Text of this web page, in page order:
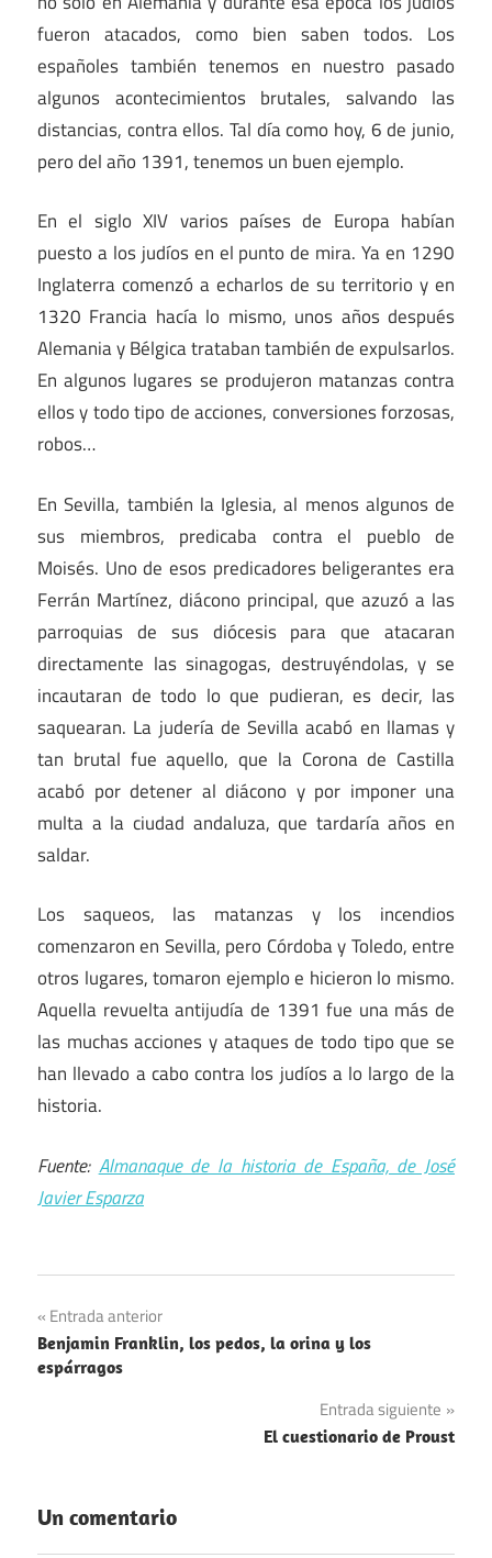
fueron atacados, como bien saben todos. Los
españoles también tenemos en nuestro pasado
algunos acontecimientos brutales, salvando las
distancias, contra ellos. Tal día como hoy, 6 de junio,
pero del año 1391, tenemos un buen ejemplo.
En el siglo XIV varios países de Europa habían
puesto a los judíos en el punto de mira. Ya en 1290
Inglaterra comenzó a echarlos de su territorio y en
1320 Francia hacía lo mismo, unos años después
Alemania y Bélgica trataban también de expulsarlos.
En algunos lugares se produjeron matanzas contra
ellos y todo tipo de acciones, conversiones forzosas,
robos…
En Sevilla, también la Iglesia, al menos algunos de
sus miembros, predicaba contra el pueblo de
Moisés. Uno de esos predicadores beligerantes era
Ferrán Martínez, diácono principal, que azuzó a las
parroquias de sus diócesis para que atacaran
directamente las sinagogas, destruyéndolas, y se
incautaran de todo lo que pudieran, es decir, las
saquearan. La judería de Sevilla acabó en llamas y
tan brutal fue aquello, que la Corona de Castilla
acabó por detener al diácono y por imponer una
multa a la ciudad andaluza, que tardaría años en
saldar.
Los saqueos, las matanzas y los incendios
comenzaron en Sevilla, pero Córdoba y Toledo, entre
otros lugares, tomaron ejemplo e hicieron lo mismo.
Aquella revuelta antijudía de 1391 fue una más de
las muchas acciones y ataques de todo tipo que se
han llevado a cabo contra los judíos a lo largo de la
historia.
Fuente: Almanaque de la historia de España, de José
Javier Esparza
Navegación
de
Entrada anterior
Benjamin Franklin, los pedos, la orina y los
espárragos
Entrada siguiente
El cuestionario de Proust
Un comentario